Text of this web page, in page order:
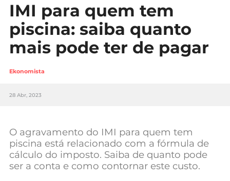
Carreira
Casa
Lifestyle
Sociedade
Negócios
Mundial 2026
IMI para quem tem
piscina: saiba quanto
mais pode ter de pagar
Ekonomista
28 Abr, 2023
O agravamento do IMI para quem tem
piscina está relacionado com a fórmula de
cálculo do imposto. Saiba de quanto pode
ser a conta e como contornar este custo.